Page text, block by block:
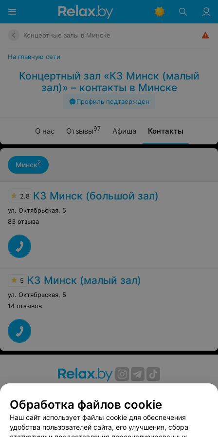
Концертные залы в Минске
На главную сети
Концертный зал «КЗ Минск (малый
зал)» – контакты в Минске
Профиль подтвержден
О нас Отзывы97 Афиша Контакты
Минск2
2.8 КЗ Минск (большой зал)
ул. Октябрьская 5
83 отзыва
5 КЗ Минск (малый зал)
ул. Октябрьская, 5
14 отзывов
Вакансии
Публичный договор
Способы оплаты
Публичный договор по использованию сервиса
«Афиша»
Обработка файлов cookie
Наш сайт использует файлы cookie для обеспечения
удобства пользователей сайта, его улучшения, сбора